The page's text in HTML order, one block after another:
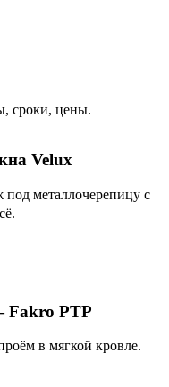
сроки, цены.
Velux
металлочерепицу с
Fakro PTP
в мягкой кровле.